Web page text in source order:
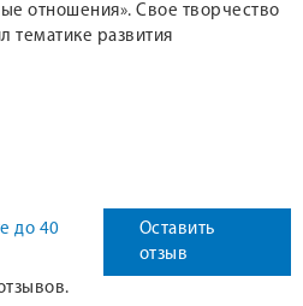
отношения». Свое творчество
тематике развития
до 40
Оставить
отзыв